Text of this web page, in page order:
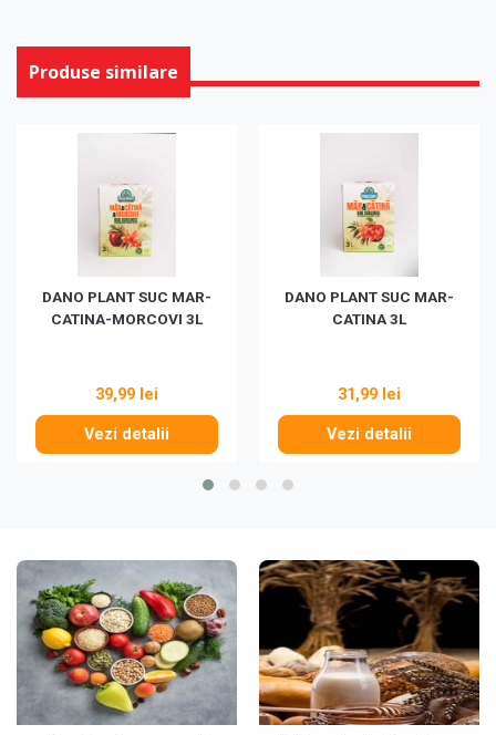
Produse similare
DANO PLANT SUC MAR-
CATINA-MORCOVI 3L
39,99 lei
Vezi detalii
DANO PLANT SUC MAR-
CATINA 3L
31,99 lei
Vezi detalii